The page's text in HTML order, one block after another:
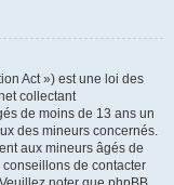
Act ») est une loi des
collectant
de moins de 13 ans un
des mineurs concernés.
aux mineurs âgés de
de contacter